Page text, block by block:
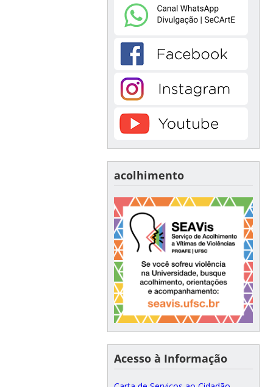
acolhimento
Acesso à Informação